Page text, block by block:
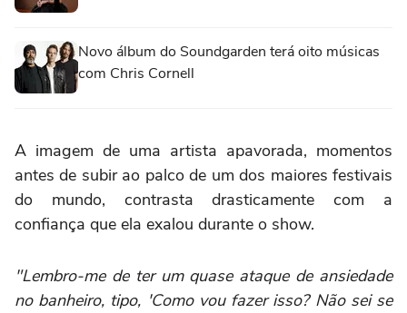
Novo álbum do Soundgarden terá oito músicas
com Chris Cornell
A imagem de uma artista apavorada, momentos
antes de subir ao palco de um dos maiores festivais
do mundo, contrasta drasticamente com a
confiança que ela exalou durante o show.
"Lembro-me de ter um quase ataque de ansiedade
no banheiro, tipo, 'Como vou fazer isso? Não sei se